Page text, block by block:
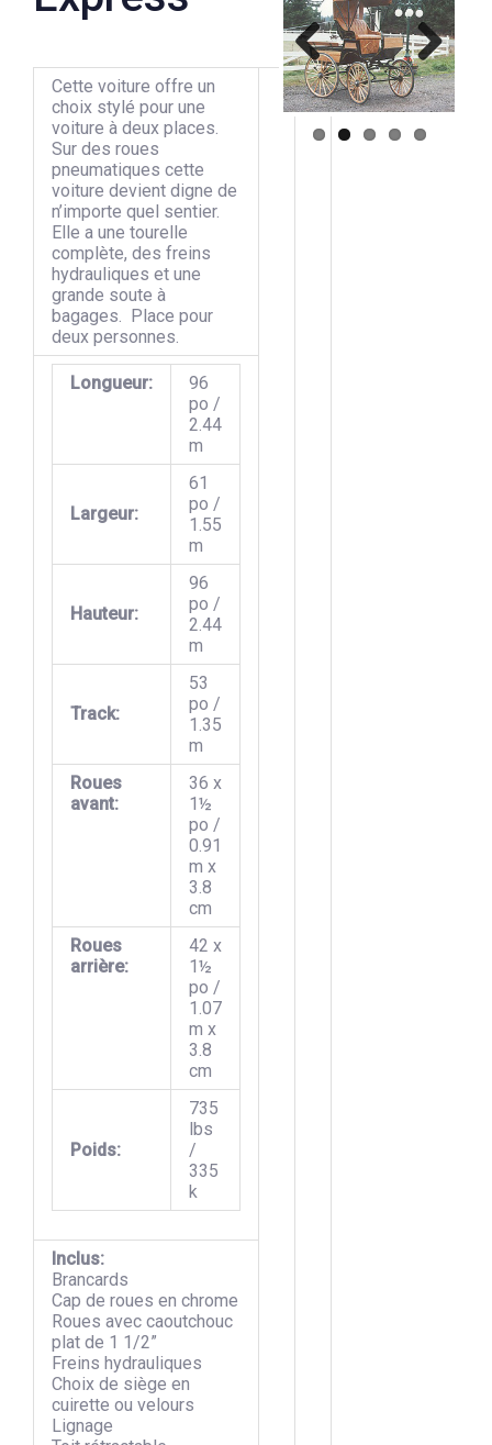
Cette voiture offre un
choix stylé pour une
voiture à deux places.
Sur des roues
pneumatiques cette
voiture devient digne de
n’importe quel sentier.
Elle a une tourelle
complète, des freins
hydrauliques et une
grande soute à
bagages. Place pour
deux personnes.
Longueur:
96
po /
2.44
m
Largeur:
61
po /
1.55
m
Hauteur:
96
po /
2.44
m
Track:
53
po /
1.35
m
Roues
avant:
36 x
1½
po /
0.91
m x
3.8
cm
Roues
arrière:
42 x
1½
po /
1.07
m x
3.8
cm
Poids:
735
lbs
/
335
k
Inclus:
Brancards
Cap de roues en chrome
Roues avec caoutchouc
plat de 1 1/2”
Freins hydrauliques
Choix de siège en
cuirette ou velours
Lignage
Previous Next